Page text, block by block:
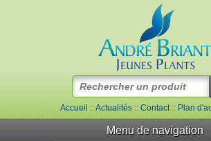
Accueil::Actualités::Contact::Plan
Menu de navigation